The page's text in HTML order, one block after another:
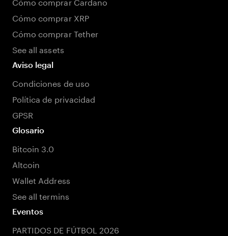
Cómo comprar XRP
Cómo comprar Tether
See all assets
Aviso legal
Condiciones de uso
Política de privacidad
GPSR
Glosario
Bitcoin 3.0
Altcoin
Wallet Address
See all termins
Eventos
PARTIDOS DE FÚTBOL 2026